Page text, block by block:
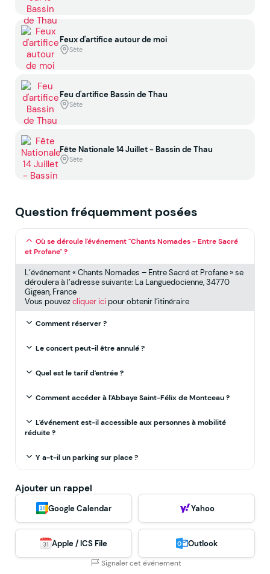
Feux d'artifice autour de moi
Sète
Feu d'artifice Bassin de Thau
Sète
Fête Nationale 14 Juillet - Bassin de Thau
Sète
Question fréquemment posées
Où se déroule l'événement "Chants Nomades - Entre Sacré
et Profane" ?
L’événement « Chants Nomades – Entre Sacré et Profane » se
déroulera à l’adresse suivante: La Languedocienne, 34770
Gigean, France
Vous pouvezcliquer icipour obtenir l’itinéraire
Comment réserver ?
Le concert peut-il être annulé ?
Quel est le tarif d'entrée ?
Comment accéder à l'Abbaye Saint-Félix de Montceau ?
L'événement est-il accessible aux personnes à mobilité
réduite ?
Y a-t-il un parking sur place ?
Ajouter un rappel
Google Calendar Yahoo
Apple / ICS File Outlook
Signaler cet événement